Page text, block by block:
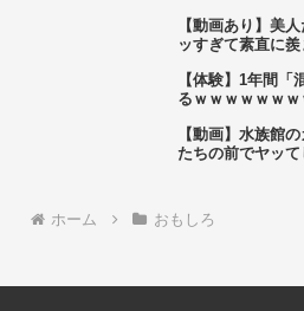
【動画あり】美
ッすぎて素直に
【体験】1年間「
るｗｗｗｗｗｗｗ
【動画】水族館
たちの前でヤッ
ホーム おもしろ